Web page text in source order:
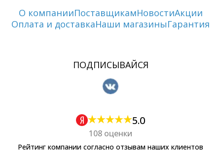
О компанииПоставщикамНовостиАкции
Оплата и доставкаНаши магазиныГарантия
ПОДПИСЫВАЙСЯ
5.0
108 оценки
Рейтинг компании согласно отзывам наших клиентов